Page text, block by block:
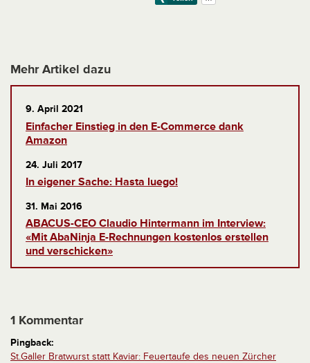
Mehr Artikel dazu
9. April 2021
Einfacher Einstieg in den E-Commerce dank
Amazon
24. Juli 2017
In eigener Sache: Hasta luego!
31. Mai 2016
ABACUS-CEO Claudio Hintermann im Interview:
«Mit AbaNinja E-Rechnungen kostenlos erstellen
und verschicken»
1 Kommentar
Pingback:
St.Galler Bratwurst statt Kaviar: Feuertaufe des neuen Zürcher